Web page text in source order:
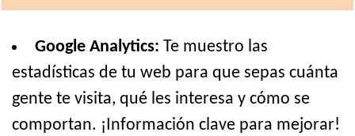
Google Analytics: Te muestro las
estadísticas de tu web para que sepas cuánta
gente te visita, qué les interesa y cómo se
comportan. ¡Información clave para mejorar!